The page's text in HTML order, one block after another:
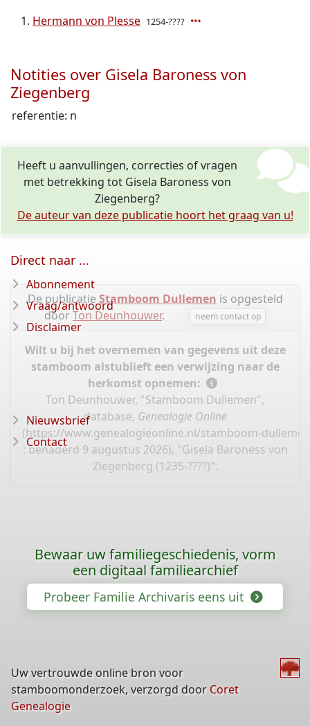
Hermann von Plesse 1254-????
Notities over Gisela Baroness von
Ziegenberg
referentie: n
Heeft u aanvullingen, correcties of vragen
met betrekking tot Gisela Baroness von
Ziegenberg?
De auteur van deze publicatie hoort het graag van u!
De publicatie Stamboom Dullemen is opgesteld
doorTon Deunhouwer. neem contact op
Wilt u bij het overnemen van gegevens uit deze
stamboom alstublieft een verwijzing naar de
herkomst opnemen:
Ton Deunhouwer, "Stamboom Dullemen",
database, Genealogie Online
(https://www.genealogieonline.nl/stamboom-
: benaderd 9 augustus 2026), "Gisela Baroness von
Ziegenberg (1235-????)".
Direct naar ...
Abonnement
Vraag/antwoord
Disclaimer
Nieuwsbrief
Contact
Bewaar uw familiegeschiedenis, vorm
een digitaal familiearchief
Probeer Familie Archivaris eens uit
Uw vertrouwde online bron voor
stamboomonderzoek, verzorgd door Coret
Genealogie